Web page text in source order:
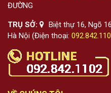
ĐƯỜNG
TRỤ SỞ:
Biệt thự 16, Ngõ
Hà Nội (Điện thoại: